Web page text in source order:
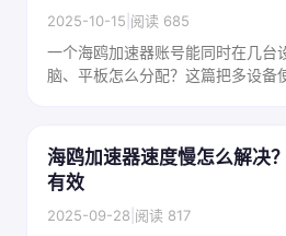
2025-10-15 阅读 685
一个海鸥加速器账号能同时在几台
脑、平板怎么分配？这篇把多设备
海鸥加速器速度慢怎么解决
有效
2025-09-28 阅读 817